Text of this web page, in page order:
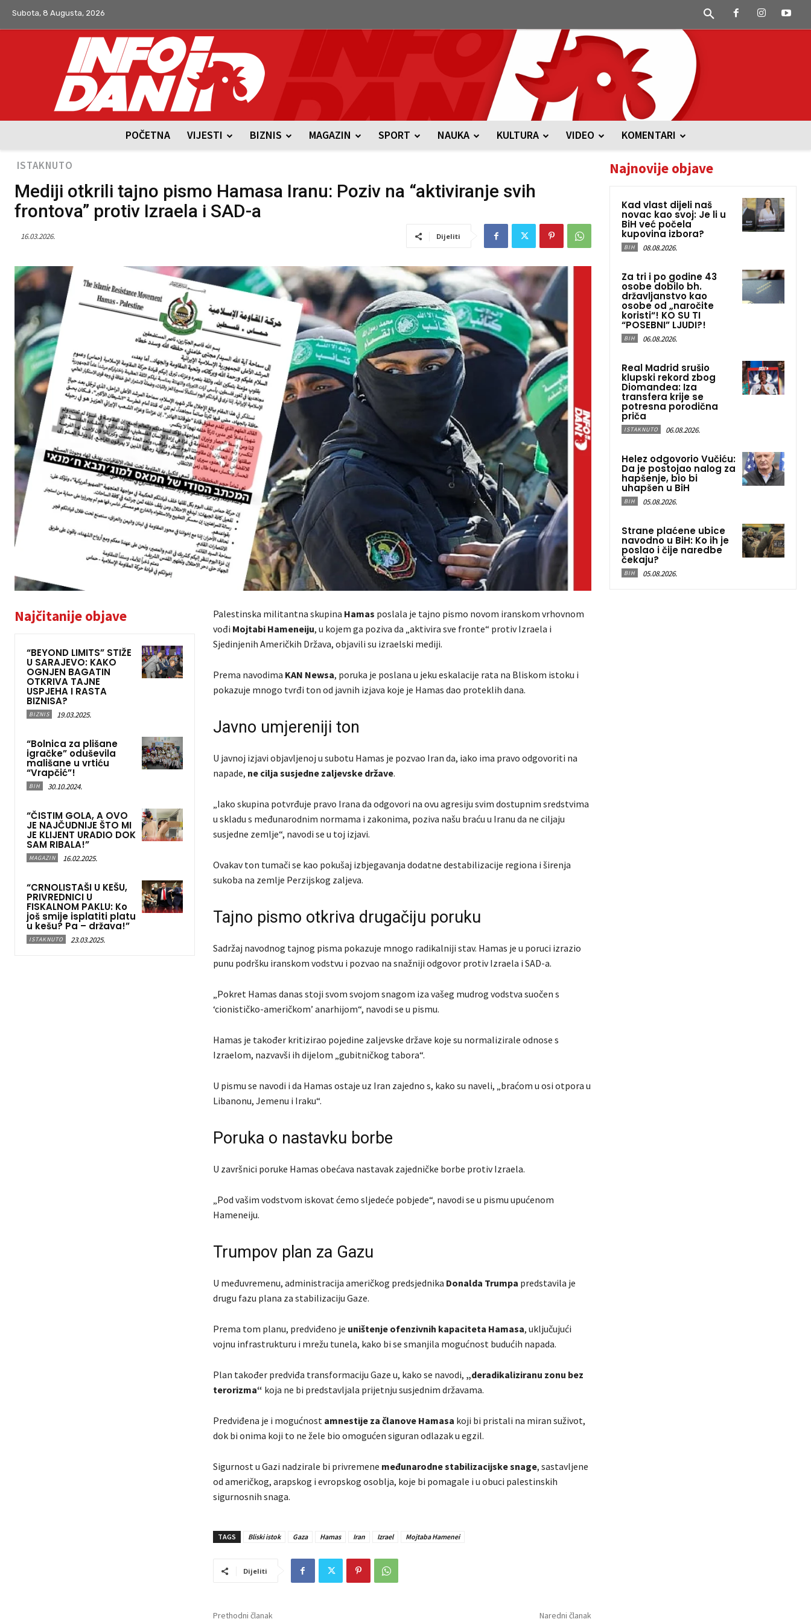
Subota, 8 Augusta, 2026
POČETNA VIJESTI BIZNIS MAGAZIN SPORT NAUKA KULTURA VIDEO KOMENTARI
ISTAKNUTO
Mediji otkrili tajno pismo Hamasa Iranu: Poziv na “aktiviranje svih
frontova” protiv Izraela i SAD-a
16.03.2026. Dijeliti
Najčitanije objave
“BEYOND LIMITS” STIŽE
U SARAJEVO: KAKO
OGNJEN BAGATIN
OTKRIVA TAJNE
USPJEHA I RASTA
BIZNISA?
BIZNIS 19.03.2025.
“Bolnica za plišane
igračke” oduševila
mališane u vrtiću
“Vrapčić”!
BIH 30.10.2024.
“ČISTIM GOLA, A OVO
JE NAJČUDNIJE ŠTO MI
JE KLIJENT URADIO DOK
SAM RIBALA!”
MAGAZIN 16.02.2025.
“CRNOLISTAŠI U KEŠU,
PRIVREDNICI U
FISKALNOM PAKLU: Ko
još smije isplatiti platu
u kešu? Pa – država!”
ISTAKNUTO 23.03.2025.
Palestinska militantna skupina Hamas poslala je tajno pismo novom iranskom vrhovnom
vođi Mojtabi Hameneiju, u kojem ga poziva da „aktivira sve fronte“ protiv Izraela i
Sjedinjenih Američkih Država, objavili su izraelski mediji.
Prema navodima KAN Newsa, poruka je poslana u jeku eskalacije rata na Bliskom istoku i
pokazuje mnogo tvrđi ton od javnih izjava koje je Hamas dao proteklih dana.
Javno umjereniji ton
U javnoj izjavi objavljenoj u subotu Hamas je pozvao Iran da, iako ima pravo odgovoriti na
napade, ne cilja susjedne zaljevske države.
„Iako skupina potvrđuje pravo Irana da odgovori na ovu agresiju svim dostupnim sredstvima
u skladu s međunarodnim normama i zakonima, poziva našu braću u Iranu da ne ciljaju
susjedne zemlje“, navodi se u toj izjavi.
Ovakav ton tumači se kao pokušaj izbjegavanja dodatne destabilizacije regiona i širenja
sukoba na zemlje Perzijskog zaljeva.
Tajno pismo otkriva drugačiju poruku
Sadržaj navodnog tajnog pisma pokazuje mnogo radikalniji stav. Hamas je u poruci izrazio
punu podršku iranskom vodstvu i pozvao na snažniji odgovor protiv Izraela i SAD-a.
„Pokret Hamas danas stoji svom svojom snagom iza vašeg mudrog vodstva suočen s
‘cionističko-američkom’ anarhijom“, navodi se u pismu.
Hamas je također kritizirao pojedine zaljevske države koje su normalizirale odnose s
Izraelom, nazvavši ih dijelom „gubitničkog tabora“.
U pismu se navodi i da Hamas ostaje uz Iran zajedno s, kako su naveli, „braćom u osi otpora u
Libanonu, Jemenu i Iraku“.
Poruka o nastavku borbe
U završnici poruke Hamas obećava nastavak zajedničke borbe protiv Izraela.
„Pod vašim vodstvom iskovat ćemo sljedeće pobjede“, navodi se u pismu upućenom
Hameneiju.
Trumpov plan za Gazu
U međuvremenu, administracija američkog predsjednika Donalda Trumpa predstavila je
drugu fazu plana za stabilizaciju Gaze.
Prema tom planu, predviđeno je uništenje ofenzivnih kapaciteta Hamasa, uključujući
vojnu infrastrukturu i mrežu tunela, kako bi se smanjila mogućnost budućih napada.
Plan također predviđa transformaciju Gaze u, kako se navodi, „deradikaliziranu zonu bez
terorizma“ koja ne bi predstavljala prijetnju susjednim državama.
Predviđena je i mogućnost amnestije za članove Hamasa koji bi pristali na miran suživot,
dok bi onima koji to ne žele bio omogućen siguran odlazak u egzil.
Sigurnost u Gazi nadzirale bi privremene međunarodne stabilizacijske snage, sastavljene
od američkog, arapskog i evropskog osoblja, koje bi pomagale i u obuci palestinskih
sigurnosnih snaga.
TAGS Bliski istok Gaza Hamas Iran Izrael Mojtaba Hamenei
Dijeliti
Prethodni članak Naredni članak
Najnovije objave
Kad vlast dijeli naš
novac kao svoj: Je li u
BiH već počela
kupovina izbora?
BIH 08.08.2026.
Za tri i po godine 43
osobe dobilo bh.
državljanstvo kao
osobe od „naročite
koristi“! KO SU TI
“POSEBNI” LJUDI?!
BIH 06.08.2026.
Real Madrid srušio
klupski rekord zbog
Diomandea: Iza
transfera krije se
potresna porodična
priča
ISTAKNUTO 06.08.2026.
Helez odgovorio Vučiću:
Da je postojao nalog za
hapšenje, bio bi
uhapšen u BiH
BIH 05.08.2026.
Strane plaćene ubice
navodno u BiH: Ko ih je
poslao i čije naredbe
čekaju?
BIH 05.08.2026.